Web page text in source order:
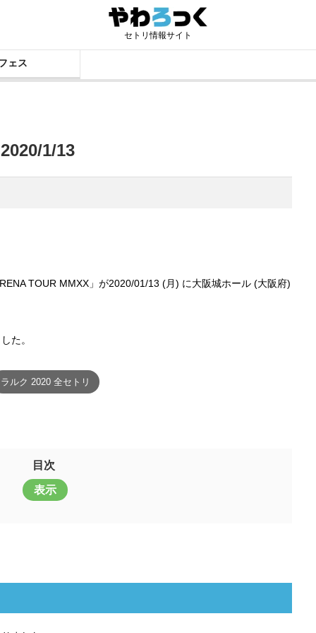
セトリ情報サイト
ェス
1/13
TOUR MMXX」が2020/01/13 (月) に大阪城ホール (大阪府)
た。
ラルク 2020 全セトリ
目次
表示